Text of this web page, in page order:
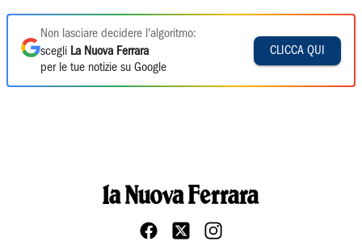
Non lasciare decidere l'algoritmo:
scegli La Nuova Ferrara
per le tue notizie su Google
CLICCA QUI